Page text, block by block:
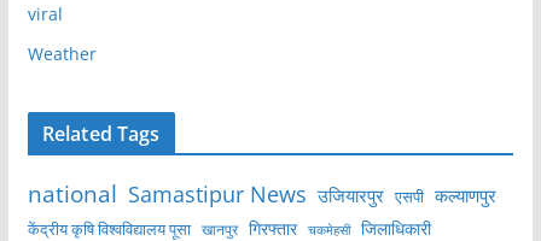
viral
Weather
Related Tags
national Samastipur News उजियारपुर एसपी कल्याणपुर
केंद्रीय कृषि विश्वविद्यालय पूसा खानपुर गिरफ्तार चकमेहसी जिलाधिकारी